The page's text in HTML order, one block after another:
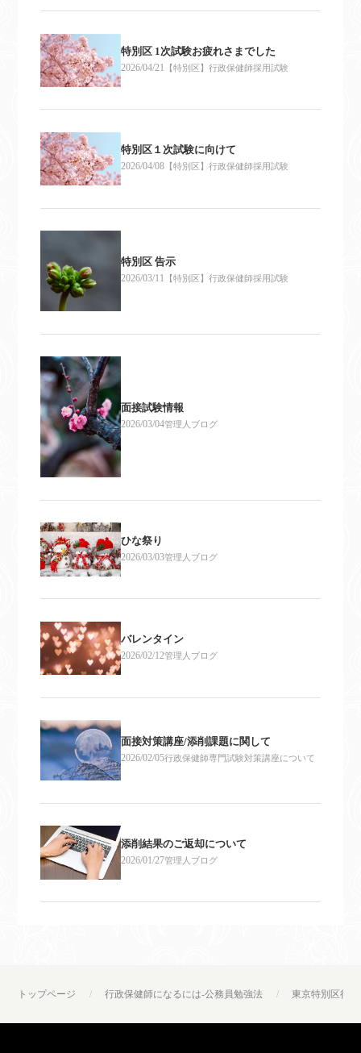
特別区 1次試験お疲れさまでした
2026/04/21 【特別区】行政保健師採用試験
特別区１次試験に向けて
2026/04/08【特別区】行政保健師採用試験
特別区 告示
2026/03/11 【特別区】行政保健師採用試験
面接試験情報
2026/03/04管理人ブログ
ひな祭り
2026/03/03管理人ブログ
バレンタイン
2026/02/12管理人ブログ
面接対策講座/添削課題に関して
2026/02/05行政保健師専門試験対策講座について
添削結果のご返却について
2026/01/27管理人ブログ
トップページ 行政保健師になるには-公務員勉強法 東京特別区行